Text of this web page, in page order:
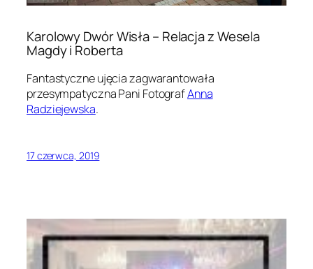
Karolowy Dwór Wisła – Relacja z Wesela
Magdy i Roberta
Fantastyczne ujęcia zagwarantowała
przesympatyczna Pani FotografAnna
Radziejewska.
17 czerwca, 2019